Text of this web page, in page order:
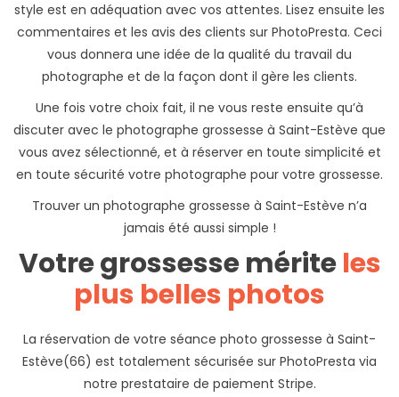
style est en adéquation avec vos attentes. Lisez ensuite les
commentaires et les avis des clients sur PhotoPresta. Ceci
vous donnera une idée de la qualité du travail du
photographe et de la façon dont il gère les clients.
Une fois votre choix fait, il ne vous reste ensuite qu’à
discuter avec le photographe grossesse à Saint-Estève que
vous avez sélectionné, et à réserver en toute simplicité et
en toute sécurité votre photographe pour votre grossesse.
Trouver un photographe grossesse à Saint-Estève n’a
jamais été aussi simple !
Votre grossesse mériteles
plus belles photos
La réservation de votre séance photo grossesse à Saint-
Estève(66) est totalement sécurisée sur PhotoPresta via
notre prestataire de paiement Stripe.